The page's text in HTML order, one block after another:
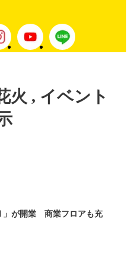
火 , イベント
」が開業 商業フロアも充